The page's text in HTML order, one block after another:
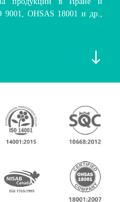
9001, OHSAS 18001 и др.,